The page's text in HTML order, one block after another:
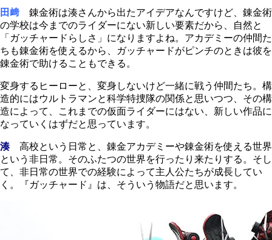
田﨑 錬金術は湊さんから出たアイデアなんですけど、錬金術
の学校は今までのライダーにない新しい要素だから、自然と
「ガッチャードらしさ」になりますよね。アカデミーの仲間た
ちも錬金術を使えるから、ガッチャードがピンチのときは彼を
錬金術で助けることもできる。
変身するヒーローと、変身しないけど一緒に戦う仲間たち。構
造的にはウルトラマンと科学特捜隊の関係と思いつつ、その構
造によって、これまでの仮面ライダーにはない、新しい作品に
なっていくはずだと思っています。
湊高校という日常と、錬金アカデミーや錬金術を使える世界
という非日常。そのふたつの世界を行ったり来たりする。そし
て、非日常の世界での経験によって主人公たちが成長してい
く。『ガッチャード』は、そういう物語だと思います。